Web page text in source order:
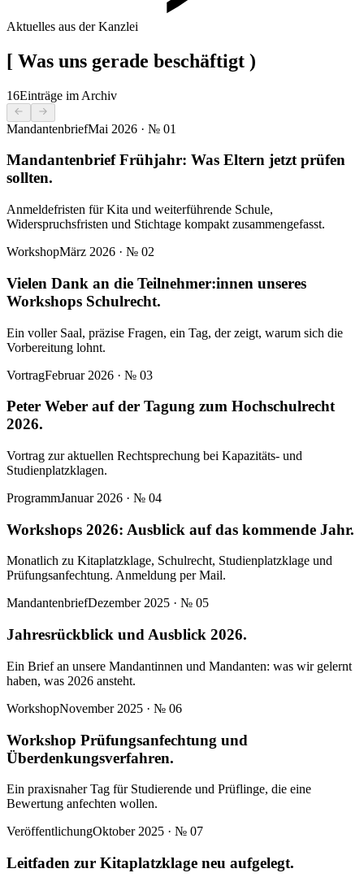
Aktuelles aus der Kanzlei
[ Was uns gerade beschäftigt )
16Einträge im Archiv
MandantenbriefMai 2026 · № 01
Mandantenbrief Frühjahr: Was Eltern jetzt prüfen
sollten.
Anmeldefristen für Kita und weiterführende Schule,
Widerspruchsfristen und Stichtage kompakt zusammengefasst.
WorkshopMärz 2026 · № 02
Vielen Dank an die Teilnehmer:innen unseres
Workshops Schulrecht.
Ein voller Saal, präzise Fragen, ein Tag, der zeigt, warum sich die
Vorbereitung lohnt.
VortragFebruar 2026 · № 03
Peter Weber auf der Tagung zum Hochschulrecht
2026.
Vortrag zur aktuellen Rechtsprechung bei Kapazitäts- und
Studienplatzklagen.
ProgrammJanuar 2026 · № 04
Workshops 2026: Ausblick auf das kommende Jahr.
Monatlich zu Kitaplatzklage, Schulrecht, Studienplatzklage und
Prüfungsanfechtung. Anmeldung per Mail.
MandantenbriefDezember 2025 · № 05
Jahresrückblick und Ausblick 2026.
Ein Brief an unsere Mandantinnen und Mandanten: was wir gelernt
haben, was 2026 ansteht.
WorkshopNovember 2025 · № 06
Workshop Prüfungsanfechtung und
Überdenkungsverfahren.
Ein praxisnaher Tag für Studierende und Prüflinge, die eine
Bewertung anfechten wollen.
VeröffentlichungOktober 2025 · № 07
Leitfaden zur Kitaplatzklage neu aufgelegt.